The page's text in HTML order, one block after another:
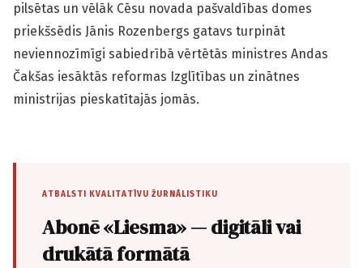
pilsētas un vēlāk Cēsu novada pašvaldības domes
priekšsēdis Jānis Rozenbergs gatavs turpināt
neviennozīmīgi sabiedrībā vērtētās ministres Andas
Čakšas iesāktās reformas Izglītības un zinātnes
ministrijas pieskatītajās jomās.
ATBALSTI KVALITATĪVU ŽURNĀLISTIKU
Abonē «Liesma» — digitāli vai
drukātā formātā